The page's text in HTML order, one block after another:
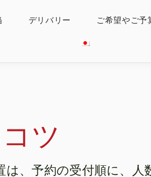
デリバリー ご希望やご予
ツ
は、予約の受付順に、人